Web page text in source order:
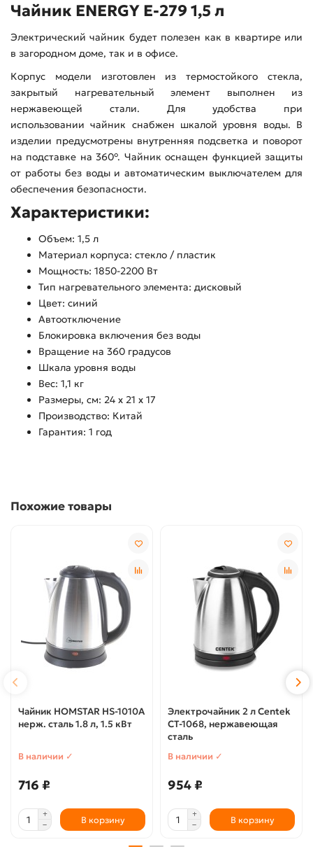
Чайник ENERGY Е-279 1,5 л
Электрический чайник будет полезен как в квартире или
в загородном доме, так и в офисе.
Корпус модели изготовлен из термостойкого стекла,
закрытый нагревательный элемент выполнен из
нержавеющей стали. Для удобства при
использовании чайник снабжен шкалой уровня воды. В
изделии предусмотрены внутренняя подсветка и поворот
на подставке на 360°. Чайник оснащен функцией защиты
от работы без воды и автоматическим выключателем для
обеспечения безопасности.
Характеристики:
Объем: 1,5 л
Материал корпуса: стекло / пластик
Мощность: 1850-2200 Вт
Тип нагревательного элемента: дисковый
Цвет: синий
Автоотключение
Блокировка включения без воды
Вращение на 360 градусов
Шкала уровня воды
Вес: 1,1 кг
Размеры, см: 24 х 21 х 17
Производство: Китай
Гарантия: 1 год
Похожие товары
Чайник HOMSTAR HS-1010A
нерж. сталь 1.8 л, 1.5 кВт
В наличии ✓
716 ₽
В корзину
Электрочайник 2 л Centek
CT-1068, нержавеющая
сталь
В наличии ✓
954 ₽
В корзину